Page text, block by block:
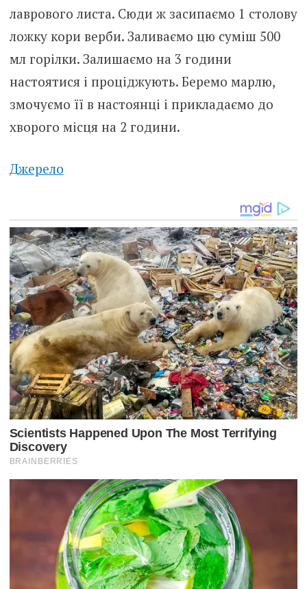
лаврового листа. Сюди ж засипаємо 1 столову
ложку кори верби. Заливаємо цю суміш 500
мл горілки. Залишаємо на 3 години
настоятися і проціджують. Беремо марлю,
змочуємо її в настоянці і прикладаємо до
хворого місця на 2 години.
Джерело